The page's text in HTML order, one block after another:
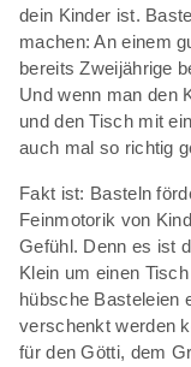
dein Kinder ist.
machen: An einem
bereits Zweijährige
Und wenn man den
und den Tisch mit
auch mal so richtig
Fakt ist: Basteln
Feinmotorik von
Gefühl. Denn es ist
Klein um einen
hübsche Basteleien
verschenkt werden
für den Götti, dem